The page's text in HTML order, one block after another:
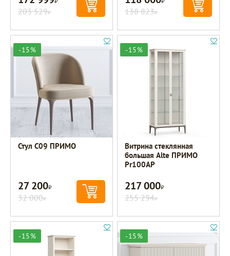
203 529Р 138 823Р
-15%
Стул C09 ПРИМО
27 200Р
32 000Р
-15%
Витрина стеклянная
большая Alte ПРИМО
Pr100AP
217 000Р
255 294Р
-15% -15%